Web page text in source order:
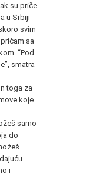
su priče
u Srbiji
svim
sa
“Pod
smatra
toga za
koje
samo
do
i